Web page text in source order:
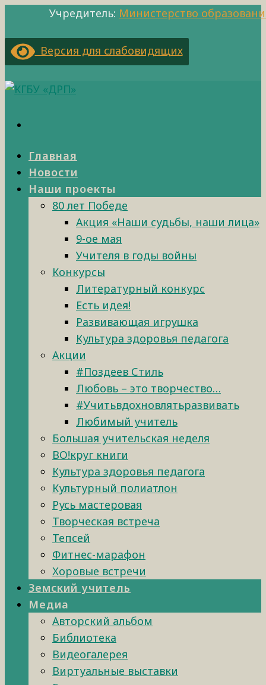
Учредитель: Министерство
Версия для слабовидящих
Главная
Новости
Наши проекты
80 лет Победе
Акция «Наши судьбы, наши лица»
9-ое мая
Учителя в годы войны
Конкурсы
Литературный конкурс
Есть идея!
Развивающая игрушка
Культура здоровья педагога
Акции
#Поздеев Стиль
Любовь – это творчество…
#Учитьвдохновлятьразвивать
Любимый учитель
Большая учительская неделя
ВО!круг книги
Культура здоровья педагога
Культурный полиатлон
Русь мастеровая
Творческая встреча
Тепсей
Фитнес-марафон
Хоровые встречи
Земский учитель
Медиа
Авторский альбом
Библиотека
Видеогалерея
Виртуальные выставки